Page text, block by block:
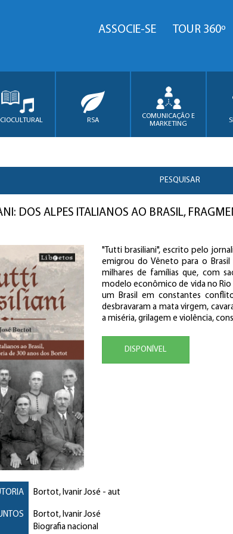
ASSOCIE-SE TOUR 360º
RSA
COMUNICAÇÃO E
MARKETING
PESQUISAR
DOS ALPES ITALIANOS AO BRASIL,
"Tutti brasiliani", escrito pelo
emigrou do Vêneto para o
milhares de famílias que, com
modelo econômico de vida no Rio
um Brasil em constantes
desbravaram a mata virgem,
a miséria, grilagem e violência,
DISPONÍVEL
Bortot, Ivanir José - aut
Bortot, Ivanir José
Biografia nacional